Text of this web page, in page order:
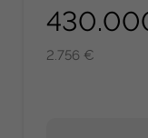
2.756 €